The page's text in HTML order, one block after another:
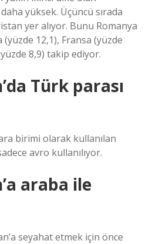
yüksek. Üçüncü sırada
yer alıyor. Bunu Romanya
12,1), Fransa (yüzde
8,9) takip ediyor.
Türk parası
birimi olarak kullanılan
avro kullanılıyor.
araba ile
seyahat etmek için önce